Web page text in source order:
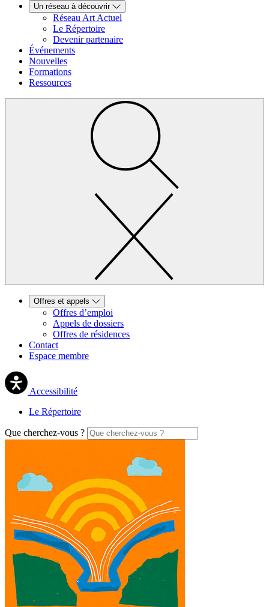
Un réseau à découvrir
Réseau Art Actuel
Le Répertoire
Devenir partenaire
Événements
Nouvelles
Formations
Ressources
Offres et appels
Offres d’emploi
Appels de dossiers
Offres de résidences
Contact
Espace membre
Accessibilité
Le Répertoire
Que cherchez-vous ?